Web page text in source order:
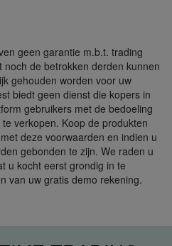
geen garantie m.b.t. trading
noch de betrokken derden kunnen
gehouden worden voor uw
biedt geen dienst die kopers in
gebruikers met de bedoeling
verkopen. Koop de produkten
deze voorwaarden en indien u
gebonden te zijn. We raden u
u kocht eerst grondig in te
van uw gratis demo rekening.